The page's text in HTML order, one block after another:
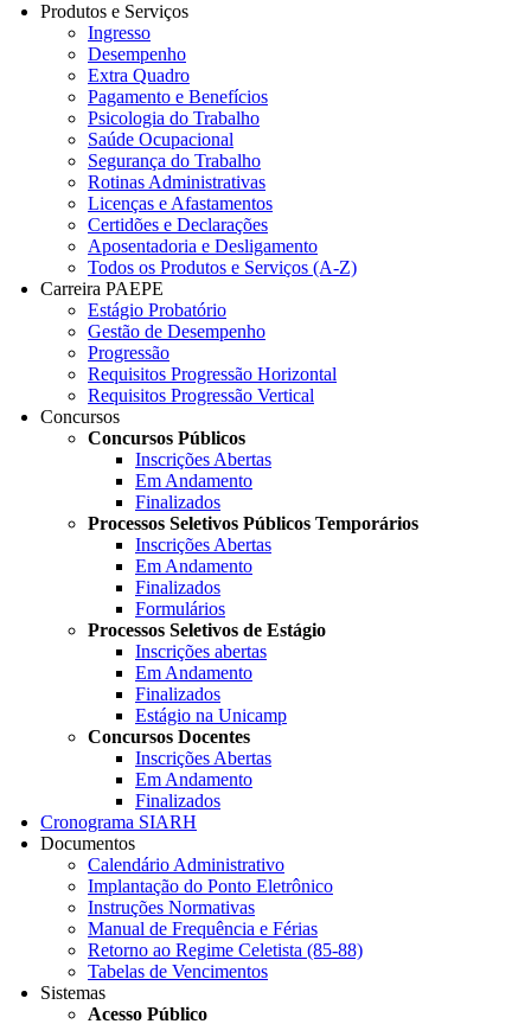
Produtos e Serviços
Ingresso
Desempenho
Extra Quadro
Pagamento e Benefícios
Psicologia do Trabalho
Saúde Ocupacional
Segurança do Trabalho
Rotinas Administrativas
Licenças e Afastamentos
Certidões e Declarações
Aposentadoria e Desligamento
Todos os Produtos e Serviços (A-Z)
Carreira PAEPE
Estágio Probatório
Gestão de Desempenho
Progressão
Requisitos Progressão Horizontal
Requisitos Progressão Vertical
Concursos
Concursos Públicos
Inscrições Abertas
Em Andamento
Finalizados
Processos Seletivos Públicos Temporários
Inscrições Abertas
Em Andamento
Finalizados
Formulários
Processos Seletivos de Estágio
Inscrições abertas
Em Andamento
Finalizados
Estágio na Unicamp
Concursos Docentes
Inscrições Abertas
Em Andamento
Finalizados
Cronograma SIARH
Documentos
Calendário Administrativo
Implantação do Ponto Eletrônico
Instruções Normativas
Manual de Frequência e Férias
Retorno ao Regime Celetista (85-88)
Tabelas de Vencimentos
Sistemas
Acesso Público